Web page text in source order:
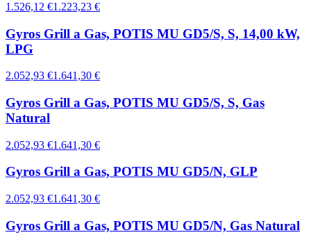
1.526,12 €1.223,23 €
Gyros Grill a Gas, POTIS MU GD5/S, S, 14,00 kW,
LPG
2.052,93 €1.641,30 €
Gyros Grill a Gas, POTIS MU GD5/S, S, Gas
Natural
2.052,93 €1.641,30 €
Gyros Grill a Gas, POTIS MU GD5/N, GLP
2.052,93 €1.641,30 €
Gyros Grill a Gas, POTIS MU GD5/N, Gas Natural